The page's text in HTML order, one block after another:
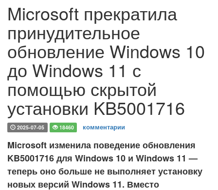
Microsoft прекратила
принудительное
обновление Windows 10
до Windows 11 с
помощью скрытой
установки KB5001716
2025-07-05 18460 комментарии
Microsoft изменила поведение обновления
KB5001716 для Windows 10 и Windows 11 —
теперь оно больше не выполняет установку
новых версий Windows 11. Вместо